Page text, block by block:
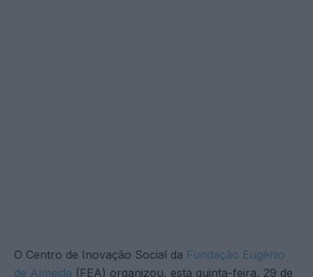
O Centro de Inovação Social da Fundação Eugénio
de Almeida (FEA) organizou, esta quinta-feira, 29 de